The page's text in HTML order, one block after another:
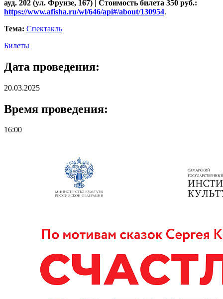
ауд. 202 (ул. Фрунзе, 167) | Стоимость билета 350 руб.:
https://www.afisha.ru/wl/646/api#/about/130954.
Тема: Спектакль
Билеты
Дата проведения:
20.03.2025
Время проведения:
16:00